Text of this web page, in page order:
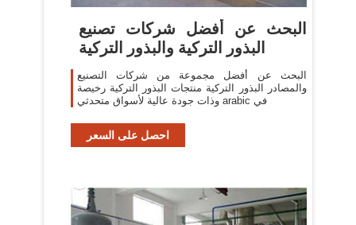
البحث عن أفضل شركات تصنيع
البذور التركية والبذور التركية
البحث عن أفضل مجموعة من شركات التصنيع
والمصادر البذور التركية منتجات البذور التركية رخيصة
وذات جودة عالية لأسواق متحدثي arabic في
احصل على السعر